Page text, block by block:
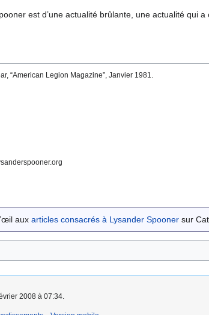
est d’une actualité brûlante, une actualité qui
“American Legion Magazine”, Janvier 1981.
aux articles consacrés à Lysander Spooner sur
2008 à 07:34.